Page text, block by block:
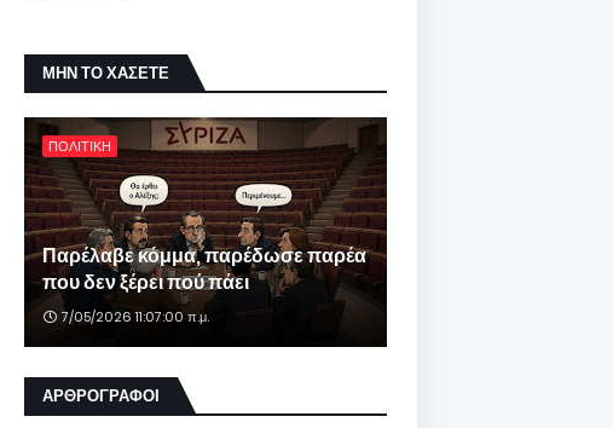
ΜΗΝ ΤΟ ΧΑΣΕΤΕ
ΠΟΛΙΤΙΚΗ
Παρέλαβε κόμμα, παρέδωσε παρέα
που δεν ξέρει πού πάει
7/05/2026 11:07:00 π.μ.
ΑΡΘΡΟΓΡΑΦΟΙ